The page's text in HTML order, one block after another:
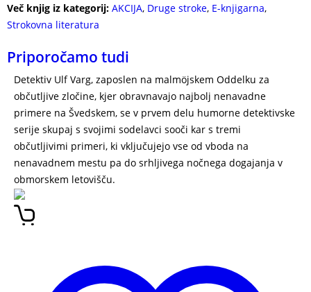
Več knjig iz kategorij: AKCIJA, Druge stroke, E-knjigarna,
Strokovna literatura
Priporočamo tudi
Detektiv Ulf Varg, zaposlen na malmöjskem Oddelku za
občutljive zločine, kjer obravnavajo najbolj nenavadne
primere na Švedskem, se v prvem delu humorne detektivske
serije skupaj s svojimi sodelavci sooči kar s tremi
občutljivimi primeri, ki vključujejo vse od vboda na
nenavadnem mestu pa do srhljivega nočnega dogajanja v
obmorskem letovišču.